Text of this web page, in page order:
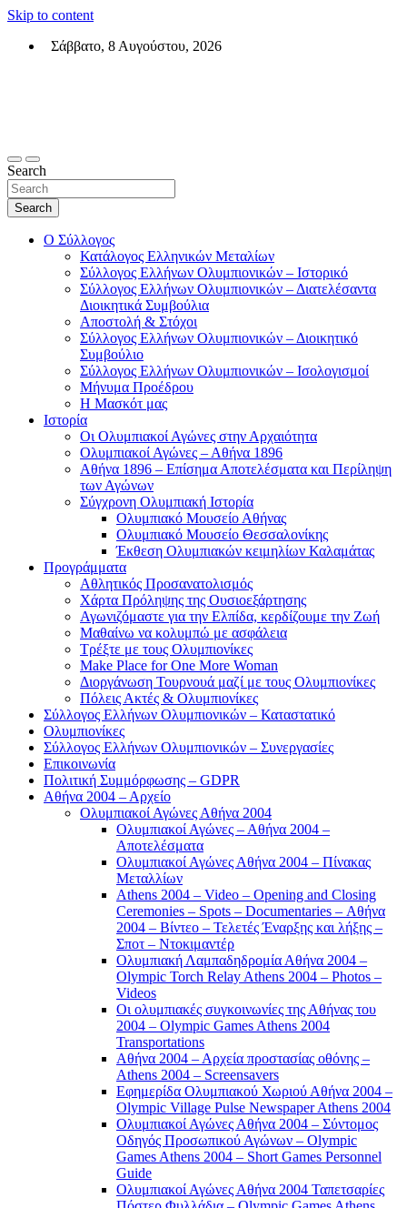
Skip to content
Σάββατο, 8 Αυγούστου, 2026
Search
Search
Ο Σύλλογος
Κατάλογος Ελληνικών Μεταλίων
Σύλλογος Ελλήνων Ολυμπιονικών – Ιστορικό
Σύλλογος Ελλήνων Ολυμπιονικών – Διατελέσαντα
Διοικητικά Συμβούλια
Αποστολή & Στόχοι
Σύλλογος Ελλήνων Ολυμπιονικών – Διοικητικό
Συμβούλιο
Σύλλογος Ελλήνων Ολυμπιονικών – Ισολογισμοί
Μήνυμα Προέδρου
Η Μασκότ μας
Ιστορία
Οι Ολυμπιακοί Αγώνες στην Αρχαιότητα
Ολυμπιακοί Αγώνες – Αθήνα 1896
Αθήνα 1896 – Επίσημα Αποτελέσματα και Περίληψη
των Αγώνων
Σύγχρονη Ολυμπιακή Ιστορία
Ολυμπιακό Μουσείο Αθήνας
Ολυμπιακό Μουσείο Θεσσαλονίκης
Έκθεση Ολυμπιακών κειμηλίων Καλαμάτας
Προγράμματα
Αθλητικός Προσανατολισμός
Χάρτα Πρόληψης της Ουσιοεξάρτησης
Αγωνιζόμαστε για την Ελπίδα, κερδίζουμε την Ζωή
Μαθαίνω να κολυμπώ με ασφάλεια
Τρέξτε με τους Ολυμπιονίκες
Make Place for One More Woman
Διοργάνωση Τουρνουά μαζί με τους Ολυμπιονίκες
Πόλεις Ακτές & Ολυμπιονίκες
Σύλλογος Ελλήνων Ολυμπιονικών – Καταστατικό
Ολυμπιονίκες
Σύλλογος Ελλήνων Ολυμπιονικών – Συνεργασίες
Επικοινωνία
Πολιτική Συμμόρφωσης – GDPR
Αθήνα 2004 – Αρχείο
Ολυμπιακοί Αγώνες Αθήνα 2004
Ολυμπιακοί Αγώνες – Αθήνα 2004 –
Αποτελέσματα
Ολυμπιακοί Αγώνες Αθήνα 2004 – Πίνακας
Μεταλλίων
Athens 2004 – Video – Opening and Closing
Ceremonies – Spots – Documentaries – Αθήνα
2004 – Βίντεο – Τελετές Έναρξης και λήξης –
Σποτ – Ντοκιμαντέρ
Ολυμπιακή Λαμπαδηδρομία Αθήνα 2004 –
Olympic Torch Relay Athens 2004 – Photos –
Videos
Οι ολυμπιακές συγκοινωνίες της Αθήνας του
2004 – Olympic Games Athens 2004
Transportations
Αθήνα 2004 – Αρχεία προστασίας οθόνης –
Athens 2004 – Screensavers
Εφημερίδα Ολυμπιακού Χωριού Αθήνα 2004 –
Olympic Village Pulse Newspaper Athens 2004
Ολυμπιακοί Αγώνες Αθήνα 2004 – Σύντομος
Οδηγός Προσωπικού Αγώνων – Olympic
Games Athens 2004 – Short Games Personnel
Guide
Ολυμπιακοί Αγώνες Αθήνα 2004 Ταπετσαρίες